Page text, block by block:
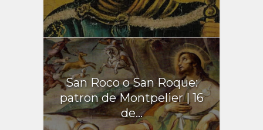
San Roco o San Roque:
patron de Montpelier | 16
de...